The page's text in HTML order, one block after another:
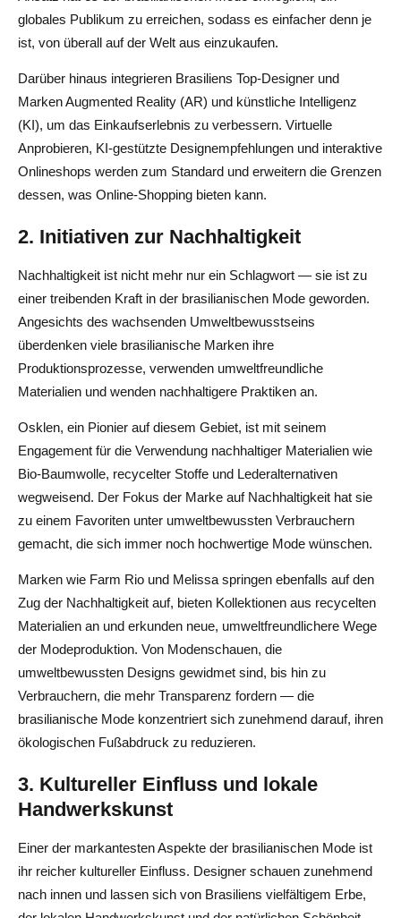
globales Publikum zu erreichen, sodass es einfacher denn je
ist, von überall auf der Welt aus einzukaufen.
Darüber hinaus integrieren Brasiliens Top-Designer und
Marken Augmented Reality (AR) und künstliche Intelligenz
(KI), um das Einkaufserlebnis zu verbessern. Virtuelle
Anprobieren, KI-gestützte Designempfehlungen und interaktive
Onlineshops werden zum Standard und erweitern die Grenzen
dessen, was Online-Shopping bieten kann.
2. Initiativen zur Nachhaltigkeit
Nachhaltigkeit ist nicht mehr nur ein Schlagwort — sie ist zu
einer treibenden Kraft in der brasilianischen Mode geworden.
Angesichts des wachsenden Umweltbewusstseins
überdenken viele brasilianische Marken ihre
Produktionsprozesse, verwenden umweltfreundliche
Materialien und wenden nachhaltigere Praktiken an.
Osklen, ein Pionier auf diesem Gebiet, ist mit seinem
Engagement für die Verwendung nachhaltiger Materialien wie
Bio-Baumwolle, recycelter Stoffe und Lederalternativen
wegweisend. Der Fokus der Marke auf Nachhaltigkeit hat sie
zu einem Favoriten unter umweltbewussten Verbrauchern
gemacht, die sich immer noch hochwertige Mode wünschen.
Marken wie Farm Rio und Melissa springen ebenfalls auf den
Zug der Nachhaltigkeit auf, bieten Kollektionen aus recycelten
Materialien an und erkunden neue, umweltfreundlichere Wege
der Modeproduktion. Von Modenschauen, die
umweltbewussten Designs gewidmet sind, bis hin zu
Verbrauchern, die mehr Transparenz fordern — die
brasilianische Mode konzentriert sich zunehmend darauf, ihren
ökologischen Fußabdruck zu reduzieren.
3. Kultureller Einfluss und lokale
Handwerkskunst
Einer der markantesten Aspekte der brasilianischen Mode ist
ihr reicher kultureller Einfluss. Designer schauen zunehmend
nach innen und lassen sich von Brasiliens vielfältigem Erbe,